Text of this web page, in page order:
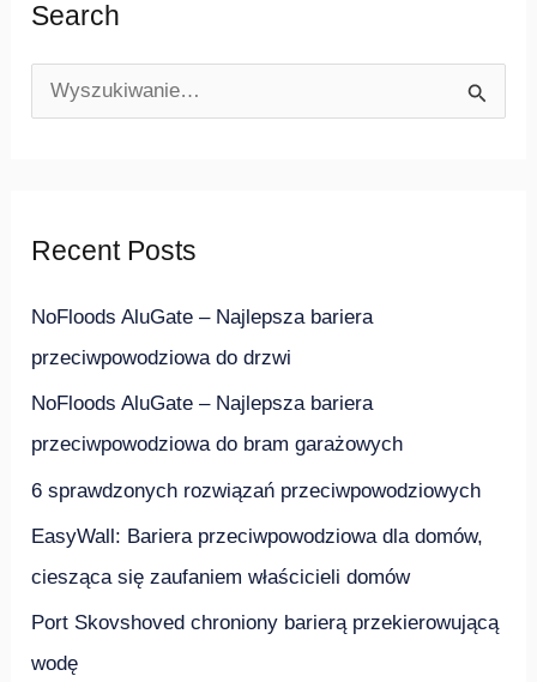
Search
a
Recent Posts
NoFloods AluGate – Najlepsza bariera
przeciwpowodziowa do drzwi
NoFloods AluGate – Najlepsza bariera
przeciwpowodziowa do bram garażowych
6 sprawdzonych rozwiązań przeciwpowodziowych
EasyWall: Bariera przeciwpowodziowa dla domów,
ciesząca się zaufaniem właścicieli domów
Port Skovshoved chroniony barierą przekierowującą
wodę